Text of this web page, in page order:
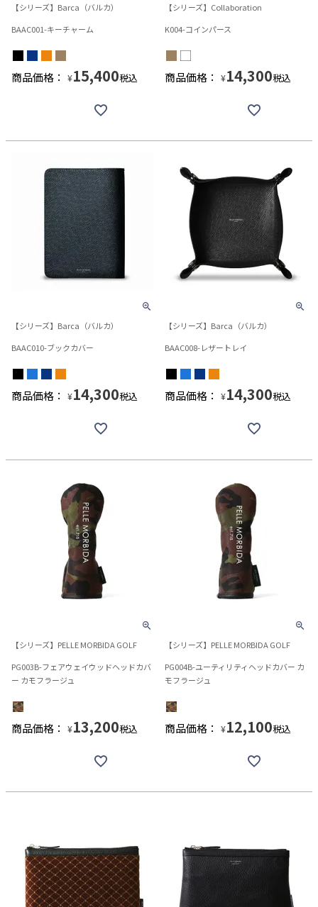
【シリーズ】Barca（バルカ）
BAAC001-キーチャーム
商品価格： ¥15,400税込
【シリーズ】Collaboration
K004-コインパース
商品価格： ¥14,300税込
【シリーズ】Barca（バルカ）
BAAC010-ブックカバー
商品価格： ¥14,300税込
【シリーズ】Barca（バルカ）
BAAC008-レザートレイ
商品価格： ¥14,300税込
【シリーズ】PELLE MORBIDA GOLF
PG003B-フェアウェイウッドヘッドカバ
ー カモフラージュ
商品価格： ¥13,200税込
【シリーズ】PELLE MORBIDA GOLF
PG004B-ユーティリティヘッドカバー カ
モフラージュ
商品価格： ¥12,100税込